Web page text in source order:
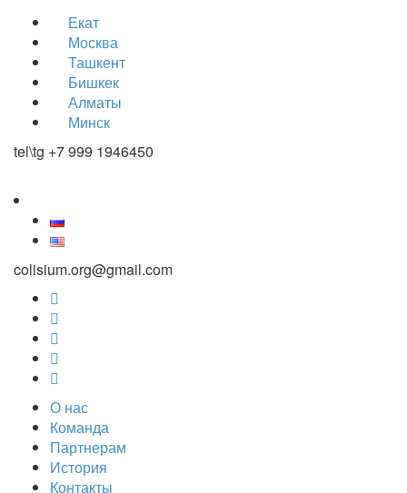
Екат
Москва
Ташкент
Бишкек
Алматы
Минск
tel\tg +7 999 1946450
colisium.org@gmail.com
О нас
Команда
Партнерам
История
Контакты